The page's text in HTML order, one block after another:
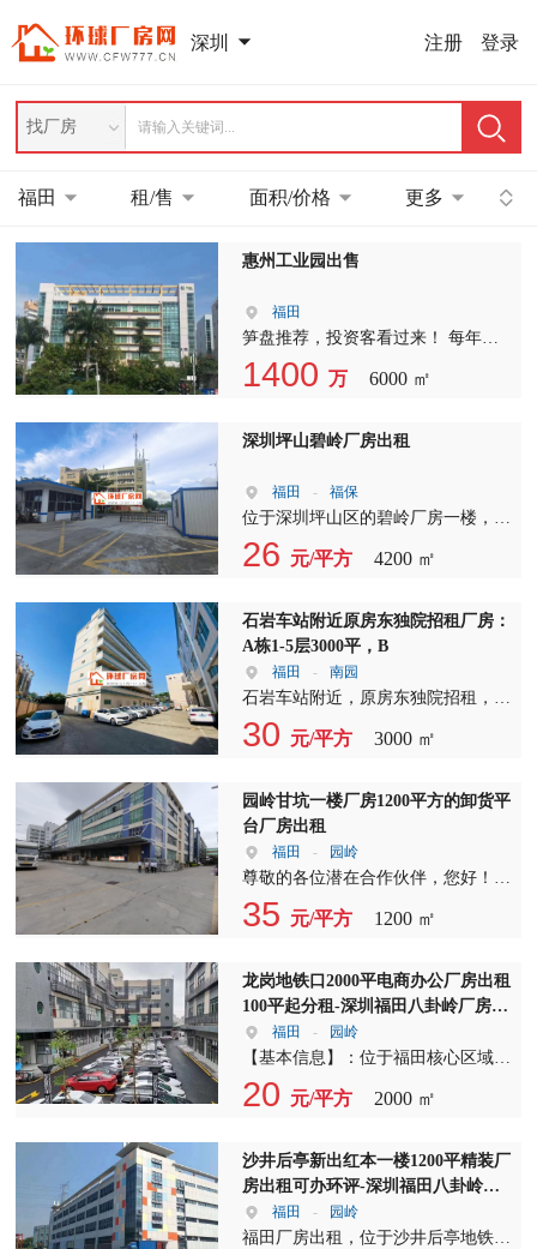
深圳 登录
注册
找厂房
福田 租/售 面积/价格 更多
惠州工业园出售
福田
笋盘推荐，投资客看过来！ 每年稳
定收益96万！12年回本，带9年现成
租约！ 石湾工业园区，占地7000平
35年使用年限！包村委过户，仅售
1400 万 6000 ㎡
深圳坪山碧岭厂房出租
福田 - 福保
位于深圳坪山区的碧岭厂房一楼，现
推出4200平方的优质空间，价格仅为
26元，大小分租灵活方便，满足您的
米，宽敞明亮，非常适合各类企业入
驻。我们还提供宿舍按需服务，让您
的生活和工作更加便捷。 在电力配
置方面，我们配备了2台2500变压器
的强大电力系统，确保您的生产和生
活用电稳定可靠。内容中多次强调厂
旨在为有需求的客户提供一个全面、
专业的出租信息。 碧岭厂房地处深
圳坪山区，交通便利，周边配套设施
齐全，是您创业发展的理想之地。我
同探讨合作机会。 厂房出租、厂房
一站式服务。在这里，您将享受到优
质的空间、合理的价格、完善的配套
设施，以及我们专业的团队为您提供
的全方位支持。 抓住机遇，共创美
们将竭诚为您服务。
26 元/平方 4200 ㎡
石岩车站附近原房东独院招租厂房：
A栋1-5层3000平，B
福田 - 南园
石岩车站附近，原房东独院招租，地
理位置优越，交通便利。现推出A栋
1-5层，共计3000平米，以及B栋1-4
积高达7000平米，满足各类企业生产
需求。 厂房内部设施齐全，配备2部
货梯，方便货物上下运输。我们还提
供约2000多平米的宿舍，大约54间左
右，隔壁园区还有更多宿舍可供选
择，满足员工住宿需求。 租期方
您无后顾之忧。租金方面，30元/平
米的价格极具竞争力，可根据实际情
况进行洽谈。 为了让租户有更多的
时间来装修和布置，我们提供2个月
济压力。更多优惠，敬请来电咨询。
察，我们将竭诚为您服务。厂房出
租、厂房招租、独院厂房出租，我们
期待与您的合作，共创美好未来！
[图片：展示厂房内部设施、宿舍环
30 元/平方 3000 ㎡
园岭甘坑一楼厂房1200平方的卸货平
台厂房出租
福田 - 园岭
尊敬的各位潜在合作伙伴，您好！我
们诚挚地欢迎有意者来电咨询，我们
将为您提供更多关于厂房出租、厂房
息。 在这个充满活力的市场，我们
深知厂房出租和厂房招租的重要性。
我们拥有一系列位于黄金地段的独院
厂房，这些厂房不仅地理位置优越，
而且设施齐全，是您企业发展的理想
选择。 我们的独院厂房出租服务，
是大型制造企业还是中小型企业，我
们都能为您提供量身定制的解决方
案。我们的厂房招租团队专业高效，
能够迅速响应您的需求，确保您在最
35 元/平方 1200 ㎡
龙岗地铁口2000平电商办公厂房出租
100平起分租-深圳福田八卦岭厂房出
租
福田 - 园岭
【基本信息】：位于福田核心区域的
龙岗中心城地铁口，拥有一处2000平
方米的优质厂房，现面向市场进行分
利，是科研、办公、展厅、电商等行
业的理想选择。 【福田厂房出
租】：本厂房位于福田中心，周边配
套设施齐全，靠近地铁口仅100米，
20 元/平方 2000 ㎡
沙井后亭新出红本一楼1200平精装厂
房出租可办环评-深圳福田八卦岭厂
房出租
福田 - 园岭
福田厂房出租，位于沙井后亭地铁口